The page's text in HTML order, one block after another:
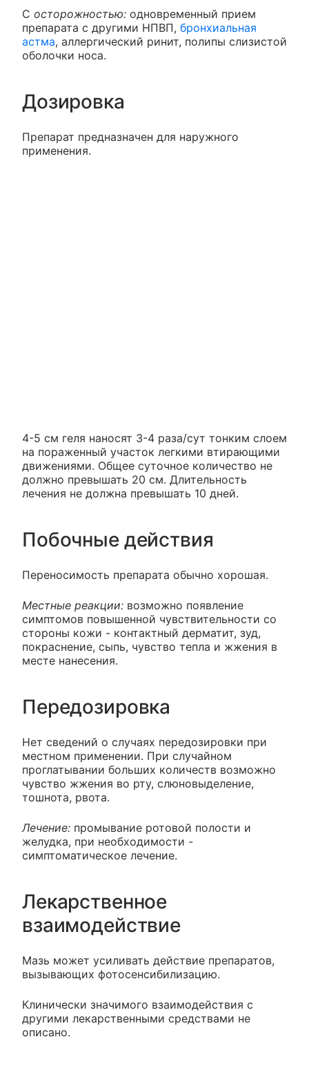
С осторожностью: одновременный прием
препарата с другими НПВП, бронхиальная
астма, аллергический ринит, полипы слизистой
оболочки носа.
Дозировка
Препарат предназначен для наружного
применения.
4-5 см геля наносят 3-4 раза/сут тонким слоем
на пораженный участок легкими втирающими
движениями. Общее суточное количество не
должно превышать 20 см. Длительность
лечения не должна превышать 10 дней.
Побочные действия
Переносимость препарата обычно хорошая.
Местные реакции: возможно появление
симптомов повышенной чувствительности со
стороны кожи - контактный дерматит, зуд,
покраснение, сыпь, чувство тепла и жжения в
месте нанесения.
Передозировка
Нет сведений о случаях передозировки при
местном применении. При случайном
проглатывании больших количеств возможно
чувство жжения во рту, слюновыделение,
тошнота, рвота.
Лечение: промывание ротовой полости и
желудка, при необходимости -
симптоматическое лечение.
Лекарственное
взаимодействие
Мазь может усиливать действие препаратов,
вызывающих фотосенсибилизацию.
Клинически значимого взаимодействия с
другими лекарственными средствами не
описано.